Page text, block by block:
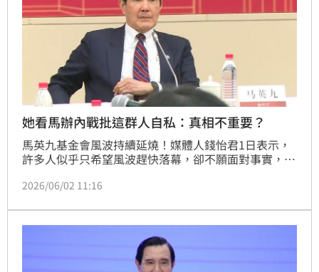
她看馬辦內戰批這群人自私：真相不重要？
馬英九基金會風波持續延燒！媒體人錢怡君1日表示，
許多人似乎只希望風波趕快落幕，卻不願面對事實，但
響支持者情緒，有人擔心政治後座力，甚至有人喊出
自利而已。
2026/06/02 11:16